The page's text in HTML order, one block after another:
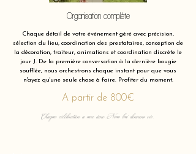
Organisation complète
Chaque détail de votre événement géré avec précision,
sélection du lieu, coordination des prestataires, conception de
la décoration, traiteur, animations et coordination discrète le
jour J. De la première conversation à la dernière bougie
soufflée, nous orchestrons chaque instant pour que vous
n'ayez qu'une seule chose à faire. Profiter du moment.
A partir de 800€
Chaque célébration a une âme. Nous lui donnons vie.